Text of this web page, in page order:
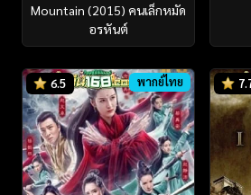
Mountain (2015) คนเล็กหมัด
อรหันต์
6.5 พากย์ไทย